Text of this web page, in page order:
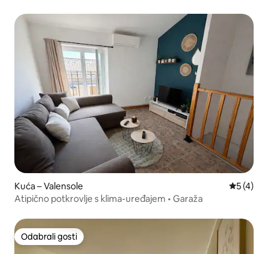
Kuća – Valensole
5 (4)
Atipično potkrovlje s klima-uređajem • Garaža
Odabrali gosti
Odabrali gosti